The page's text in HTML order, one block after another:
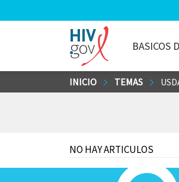
al
HIV.gov
BASICOS
INICIO TEMAS
NO HAY ARTICULOS